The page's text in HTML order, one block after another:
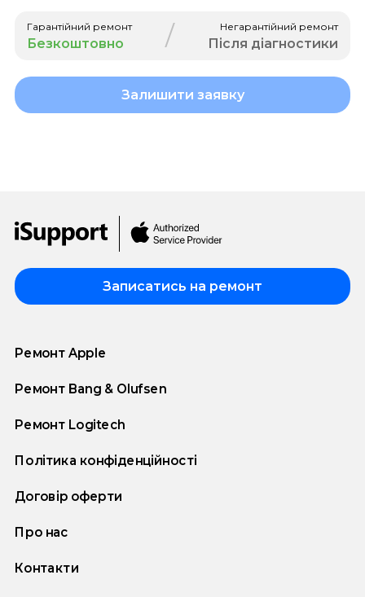
Гарантійний ремонт
Безкоштовно / Негарантійний ремонт
Після діагностики
Залишити заявку
Записатись на ремонт
Ремонт Apple
Ремонт Bang & Olufsen
Ремонт Logitech
Політика конфіденційності
Договір оферти
Про нас
Контакти